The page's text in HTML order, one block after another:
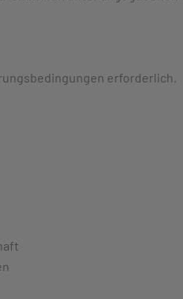
erforderlich.